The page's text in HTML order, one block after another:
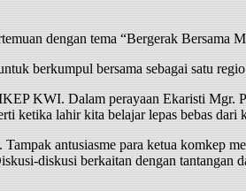
dengan tema “Bergerak
berkumpul bersama sebagai satu
KWI. Dalam perayaan Ekaristi Mgr.
ketika lahir kita belajar lepas bebas dari
antusiasme para ketua komkep
diskusi berkaitan dengan tantangan